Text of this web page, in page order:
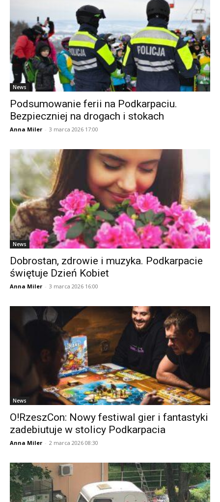
News
Podsumowanie ferii na Podkarpaciu.
Bezpieczniej na drogach i stokach
Anna Miler - 3 marca 2026 17:00
News
Dobrostan, zdrowie i muzyka. Podkarpacie
świętuje Dzień Kobiet
Anna Miler - 3 marca 2026 16:00
News
O!RzeszCon: Nowy festiwal gier i fantastyki
zadebiutuje w stolicy Podkarpacia
Anna Miler - 2 marca 2026 08:30